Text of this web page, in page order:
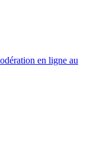
en ligne au